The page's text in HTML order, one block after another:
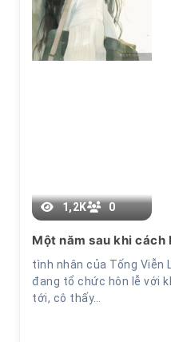
1,2K
0
Một năm sau khi cách
tình nhân của Tống Viễn
đang tổ chức hôn lễ với
tới, cô thấy…